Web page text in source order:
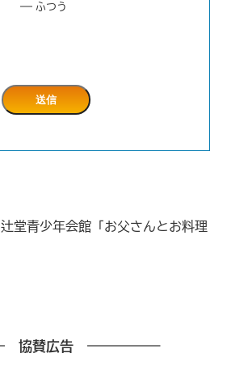
ふつう
辻堂青少年会館「お父さんとお料理
協賛広告